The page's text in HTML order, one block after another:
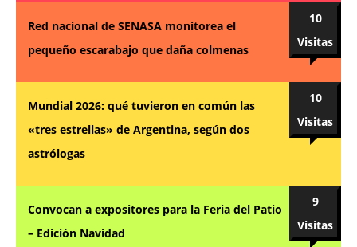
Red nacional de SENASA monitorea el
pequeño escarabajo que daña colmenas
10
Visitas
Mundial 2026: qué tuvieron en común las
«tres estrellas» de Argentina, según dos
astrólogas
10
Visitas
Convocan a expositores para la Feria del Patio
– Edición Navidad
9
Visitas